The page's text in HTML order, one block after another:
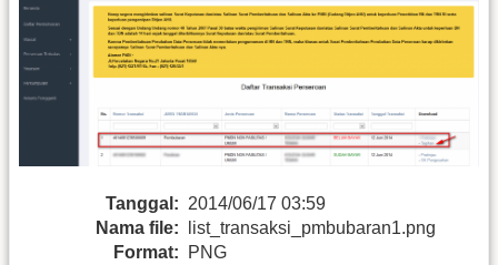
Tanggal: 2014/06/17 03:59
Nama file:
list_transaksi_pmbubaran1.png
Format:
PNG